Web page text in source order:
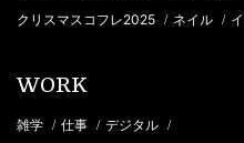
クリスマスコフレ2025 / ネイル /
WORK
雑学 / 仕事 / デジタル /